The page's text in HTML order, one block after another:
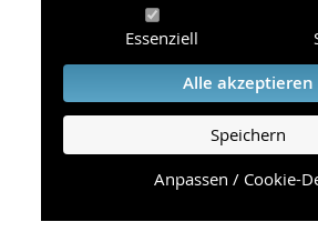
Essenziell
Alle akzeptieren
Speichern
Anpassen / Cookie-
Um eine schnelle und
Bearbeitung Ihres Problems zu
bitten wir Sie,
folgende Punkte zu beachten
Die schnellste Hilfe finden Sie
Seite, die die häufig gestellten